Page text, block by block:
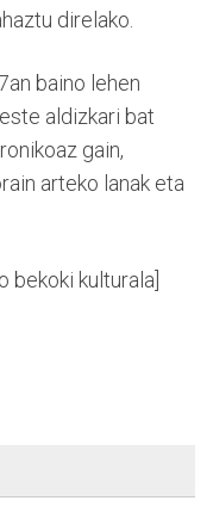
direlako.
baino lehen
aldizkari bat
gain,
arteko lanak eta
bekoki kulturala]